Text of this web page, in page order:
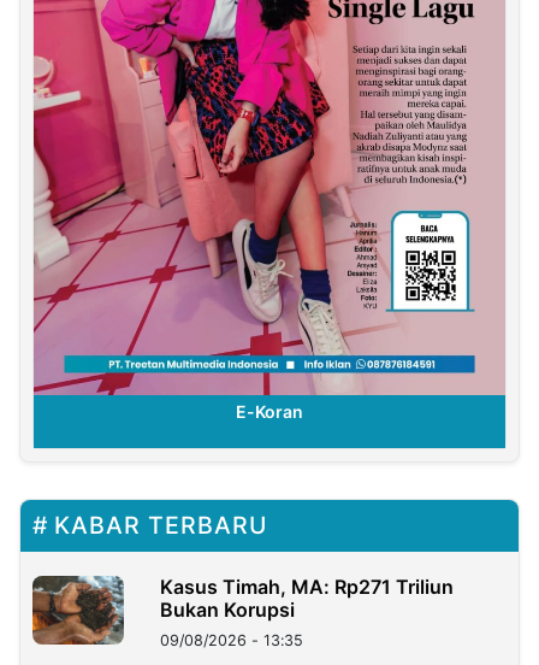
E-Koran
KABAR TERBARU
Kasus Timah, MA: Rp271 Triliun
Bukan Korupsi
09/08/2026 - 13:35